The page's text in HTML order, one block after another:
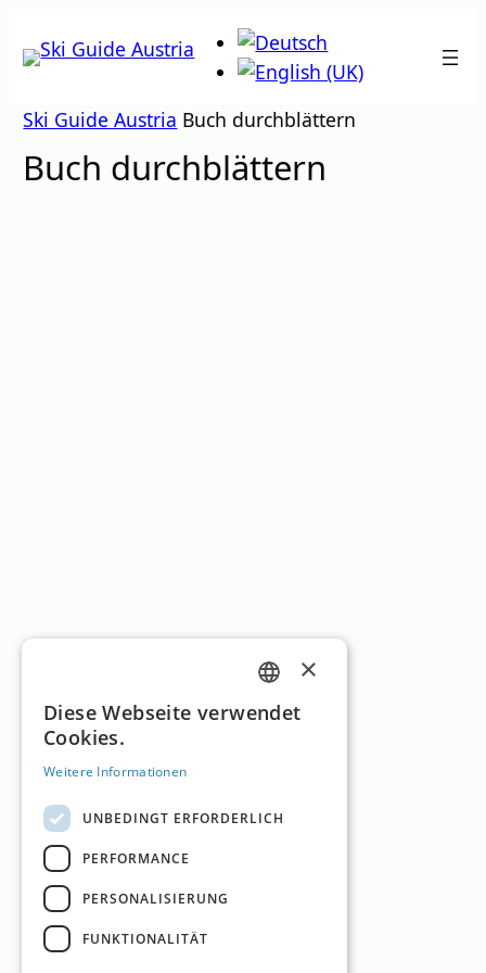
Inhalt
Ski Guide Austria Buch durchblättern
Buch durchblättern
GERMAN
×
Diese Webseite verwendet
Cookies.
Weitere Informationen
UNBEDINGT ERFORDERLICH
PERFORMANCE
PERSONALISIERUNG
FUNKTIONALITÄT